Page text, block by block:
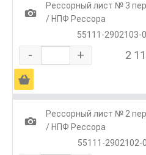
1
Рессорный лист № 3
/ НПФ Рессора
55111-2902103-
- + 2
Ä
1
Рессорный лист № 2
/ НПФ Рессора
55111-2902102-